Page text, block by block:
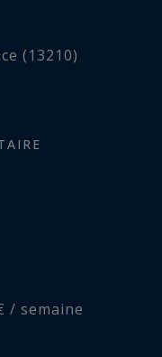
50 mins
par Saint
de
(13210)
/ semaine